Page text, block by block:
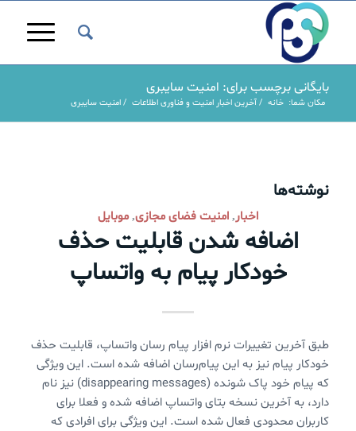
بایگانی برچسب برای: امنیت سایبری
مکان شما: خانه / آخرین اخبار امنیت و فناوری اطلاعات / امنیت سایبری
نوشته‌ها
اخبار, امنیت فضای مجازی,موبایل
اضافه شدن قابلیت حذف
خودکار پیام به واتساپ
طبق آخرین تغییرات نرم افزار پیام رسان واتساپ، قابلیت حذف
خودکار پیام نیز به این پیام‌رسان اضافه شده است. این ویژگی
که پیام خود پاک شونده (disappearing messages) نیز نام
دارد،‌ به آخرین نسخه بتای واتساپ اضافه شده و فعلا برای
کاربران محدودی فعال شده است. این ویژگی برای افرادی که